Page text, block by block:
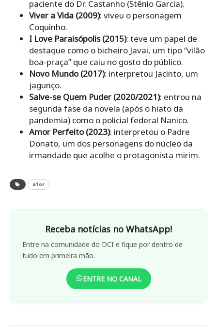
paciente do Dr. Castanho (Stênio Garcia).
Viver a Vida (2009): viveu o personagem
Coquinho.
I Love Paraisópolis (2015): teve um papel de
destaque como o bicheiro Javai, um tipo “vilão
boa-praça” que caiu no gosto do público.
Novo Mundo (2017): interpretou Jacinto, um
jagunço.
Salve-se Quem Puder (2020/2021): entrou na
segunda fase da novela (após o hiato da
pandemia) como o policial federal Nanico.
Amor Perfeito (2023): interpretou o Padre
Donato, um dos personagens do núcleo da
irmandade que acolhe o protagonista mirim.
ator
Receba notícias no WhatsApp!
Entre na comunidade do DCI e fique por dentro de
tudo em primeira mão.
ENTRE NO CANAL